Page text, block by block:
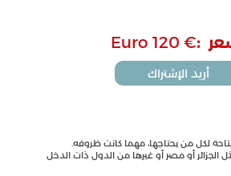
:
€ Euro 120
أريد الإشتراك
لكل من يحتاجها، مهما كانت ظروفه.
الجزائر أو مصر أو غيرها من الدول ذات الدخل